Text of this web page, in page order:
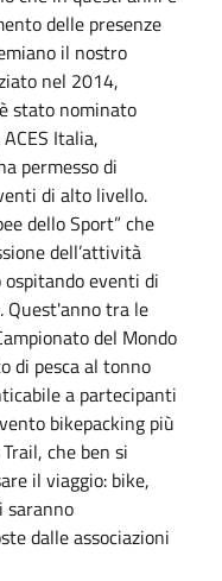
delle presenze
il nostro
nel 2014,
stato nominato
Italia,
permesso di
di alto livello.
dello Sport” che
dell’attività
eventi di
Quest'anno tra le
del Mondo
di pesca al tonno
a partecipanti
bikepacking più
che ben si
il viaggio: bike,
saranno
dalle associazioni